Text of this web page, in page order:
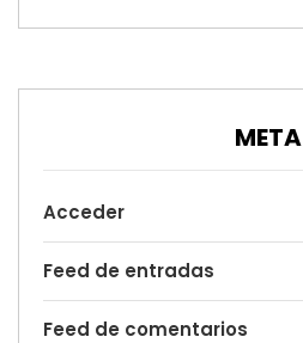
META
Acceder
Feed de entradas
Feed de comentarios